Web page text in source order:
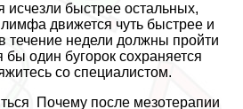
исчезли быстрее остальных,
лимфа движется чуть быстрее и
течение недели должны пройти
бы один бугорок сохраняется
со специалистом.
Почему после мезотерапии